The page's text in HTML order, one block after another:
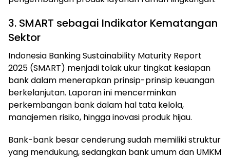
3. SMART sebagai Indikator Kematangan
Sektor
Indonesia Banking Sustainability Maturity Report
2025 (SMART) menjadi tolak ukur tingkat kesiapan
bank dalam menerapkan prinsip-prinsip keuangan
berkelanjutan. Laporan ini mencerminkan
perkembangan bank dalam hal tata kelola,
manajemen risiko, hingga inovasi produk hijau.
Bank-bank besar cenderung sudah memiliki struktur
yang mendukung, sedangkan bank umum dan UMKM